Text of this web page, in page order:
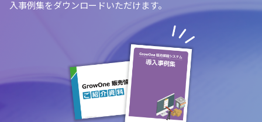
入事例集をダウンロードいただけます。